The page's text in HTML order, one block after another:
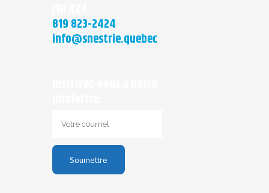
819 823-2424
info@snestrie.quebec